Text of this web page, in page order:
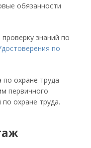
обязанности
знаний по
по
по охране труда
первичного
охране труда.